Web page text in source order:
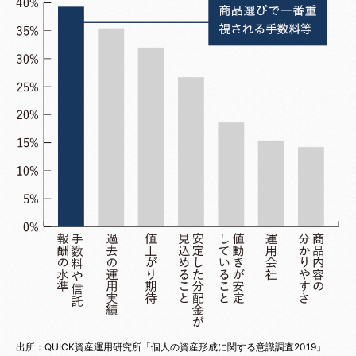
出所： QUICK資産運用研究所「個人の資産形成に関する意識調査2019」